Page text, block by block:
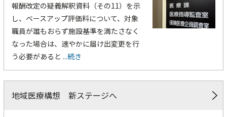
報酬改定の疑義解釈資料（その11）を示
し、ベースアップ評価料について、対象
職員が誰もおらず施設基準を満たさなく
なった場合は、速やかに届け出変更を行
う必要があると ...続き
地域医療構想 新ステージへ